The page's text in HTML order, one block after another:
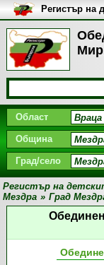
Регистър на
България
Област
Община
Град/село
Регистър на
Мездра » Град